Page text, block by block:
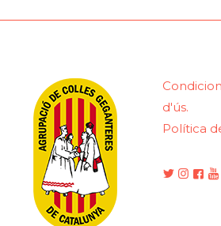
d'ús.
Política